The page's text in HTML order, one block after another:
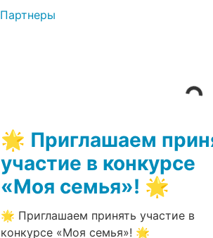
Партнеры
🌟 Приглашаем
участие в конкурсе
«Моя семья»! 🌟
🌟 Приглашаем принять участие в
конкурсе «Моя семья»! 🌟